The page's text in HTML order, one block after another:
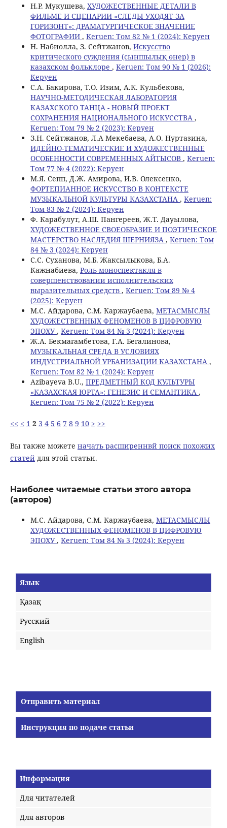
Н.Р. Мукушева, ХУДОЖЕСТВЕННЫЕ ДЕТАЛИ В
ФИЛЬМЕ И СЦЕНАРИИ «СЛЕДЫ УХОДЯТ ЗА
ГОРИЗОНТ»: ДРАМАТУРГИЧЕСКОЕ ЗНАЧЕНИЕ
ФОТОГРАФИИ , Keruen: Том 82 № 1 (2024): Керуен
Н. Набиолла, З. Сейтжанов, Искусство
критического суждения (сыншылық өнер) в
казахском фольклоре , Keruen: Том 90 № 1 (2026):
Керуен
С.A. Бакирова, Т.О. Изим, А.К. Кульбекова,
НАУЧНО-МЕТОДИЧЕСКАЯ ЛАБОРАТОРИЯ
КАЗАХСКОГО ТАНЦА - НОВЫЙ ПРОЕКТ
СОХРАНЕНИЯ НАЦИОНАЛЬНОГО ИСКУССТВА ,
Keruen: Том 79 № 2 (2023): Керуен
З.Н. Сейтжанов, Л.A Мекебаева, А.О. Нуртазина,
ИДЕЙНО-ТЕМАТИЧЕСКИЕ И ХУДОЖЕСТВЕННЫЕ
ОСОБЕННОСТИ СОВРЕМЕННЫХ АЙТЫСОВ , Keruen:
Том 77 № 4 (2022): Керуен
M.Я. Сепп, Д.Ж. Амирова, И.В. Олексенко,
ФОРТЕПИАННОЕ ИСКУССТВО В КОНТЕКСТЕ
МУЗЫКАЛЬНОЙ КУЛЬТУРЫ КАЗАХСТАНА , Keruen:
Том 83 № 2 (2024): Керуен
Ф. Карабулут, А.Ш. Пангереев, Ж.Т. Дауылова,
ХУДОЖЕСТВЕННОЕ СВОЕОБРАЗИЕ И ПОЭТИЧЕСКОЕ
МАСТЕРСТВО НАСЛЕДИЯ ШЕРНИЯЗА , Keruen: Том
84 № 3 (2024): Керуен
С.С. Суханова, М.Б. Жаксылыкова, Б.А.
Кажнабиева, Роль моноспектакля в
совершенствовании исполнительских
выразительных средств , Keruen: Том 89 № 4
(2025): Керуен
М.С. Айдарова, С.М. Каржаубаева, МЕТАСМЫСЛЫ
ХУДОЖЕСТВЕННЫХ ФЕНОМЕНОВ В ЦИФРОВУЮ
ЭПОХУ, Keruen: Том 84 № 3 (2024): Керуен
Ж.А. Бекмағамбетова, Г.А. Бегалинова,
МУЗЫКАЛЬНАЯ СРЕДА В УСЛОВИЯХ
ИНДУСТРИАЛЬНОЙ УРБАНИЗАЦИИ КАЗАХСТАНА ,
Keruen: Том 82 № 1 (2024): Керуен
Azibayeva B.U., ПРЕДМЕТНЫЙ КОД КУЛЬТУРЫ
«КАЗАХСКАЯ ЮРТА»: ГЕНЕЗИС И СЕМАНТИКА ,
Keruen: Том 75 № 2 (2022): Керуен
<< < 1 2 3 4 5 6 7 8 9 10 > >>
Вы также можете начать расширеннвй поиск похожих
статейдля этой статьи.
Наиболее читаемые статьи этого автора
(авторов)
М.С. Айдарова, С.М. Каржаубаева, МЕТАСМЫСЛЫ
ХУДОЖЕСТВЕННЫХ ФЕНОМЕНОВ В ЦИФРОВУЮ
ЭПОХУ, Keruen: Том 84 № 3 (2024): Керуен
Язык
Қазақ
Русский
English
Отправить материал
Инструкция по подаче статьи
Информация
Для читателей
Для авторов